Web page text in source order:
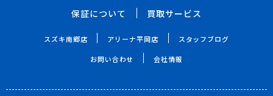
保証について
買取サービス
スズキ南郷店 アリーナ平岡店 スタッフブログ
お問い合わせ 会社情報